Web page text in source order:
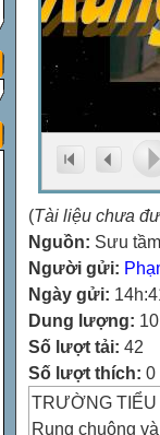
(Tài liệu chưa
Nguồn: Sưu tầm
Người gửi:
Ngày gửi:
Dung lượng:
Số lượt tải: 42
Số lượt thích: 0
TRƯỜNG
Rung chuông